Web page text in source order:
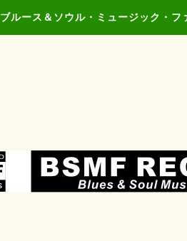
ブルース＆ソウル・ミュージック・フ